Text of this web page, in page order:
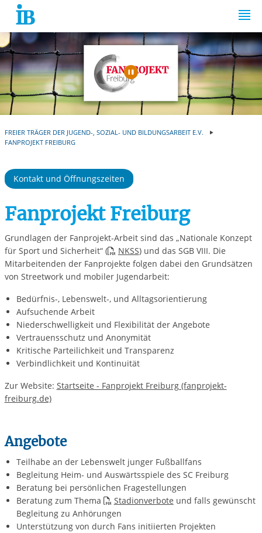
Springe zum Inhalt
Automatische
FREIER TRÄGER DER JUGEND-, SOZIAL- UND BILDUNGSARBEIT E.V.
FANPROJEKT FREIBURG
Kontakt und Öffnungszeiten
Fanprojekt Freiburg
Grundlagen der Fanprojekt-Arbeit sind das „Nationale Konzept
für Sport und Sicherheit“ (
NKSS) und das SGB VIII. Die
Mitarbeitenden der Fanprojekte folgen dabei den Grundsätzen
von Streetwork und mobiler Jugendarbeit:
Bedürfnis-, Lebenswelt-, und Alltagsorientierung
Aufsuchende Arbeit
Niederschwelligkeit und Flexibilität der Angebote
Vertrauensschutz und Anonymität
Kritische Parteilichkeit und Transparenz
Verbindlichkeit und Kontinuität
Zur Website: Startseite - Fanprojekt Freiburg (fanprojekt-
freiburg.de)
Angebote
Teilhabe an der Lebenswelt junger Fußballfans
Begleitung Heim- und Auswärtsspiele des SC Freiburg
Beratung bei persönlichen Fragestellungen
Beratung zum Thema
Stadionverbote und falls gewünscht
Begleitung zu Anhörungen
Unterstützung von durch Fans initiierten Projekten